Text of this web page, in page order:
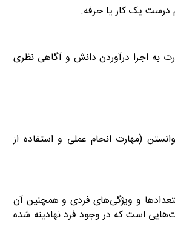
درست یک کار یا حرفه.
به اجرا درآوردن دانش و آگاهی نظری
(مهارت انجام عملی و استفاده از
و ویژگی‌های فردی و همچنین آن
است که در وجود فرد نهادینه شده